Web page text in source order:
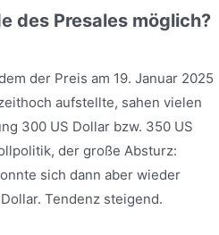
des Presales möglich?
der Preis am 19. Januar 2025
aufstellte, sahen vielen
300 US Dollar bzw. 350 US
der große Absturz:
sich dann aber wieder
Tendenz steigend.